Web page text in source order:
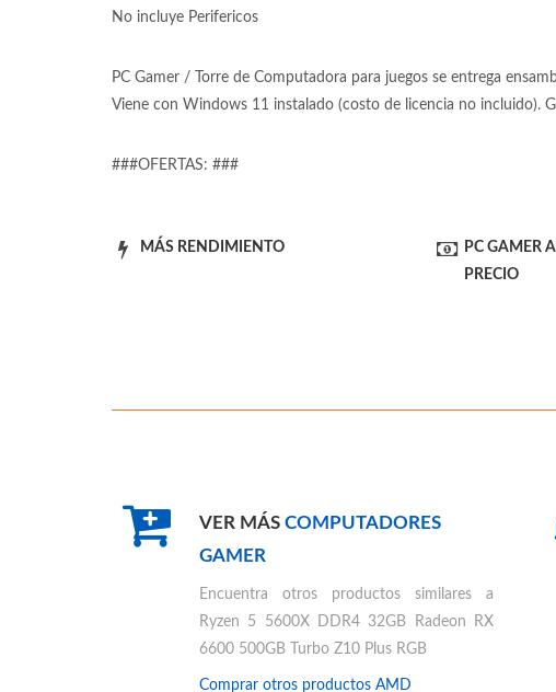
No incluye Perifericos
PC Gamer / Torre de Computadora para juegos se entrega
Viene con Windows 11 instalado (costo de licencia no incluido).
###OFERTAS: ###
MÁS RENDIMIENTO
PC GAMER
PRECIO
VER MÁS COMPUTADORES
GAMER
Encuentra otros productos similares a
Ryzen 5 5600X DDR4 32GB Radeon RX
6600 500GB Turbo Z10 Plus RGB
Comprar otros productos AMD